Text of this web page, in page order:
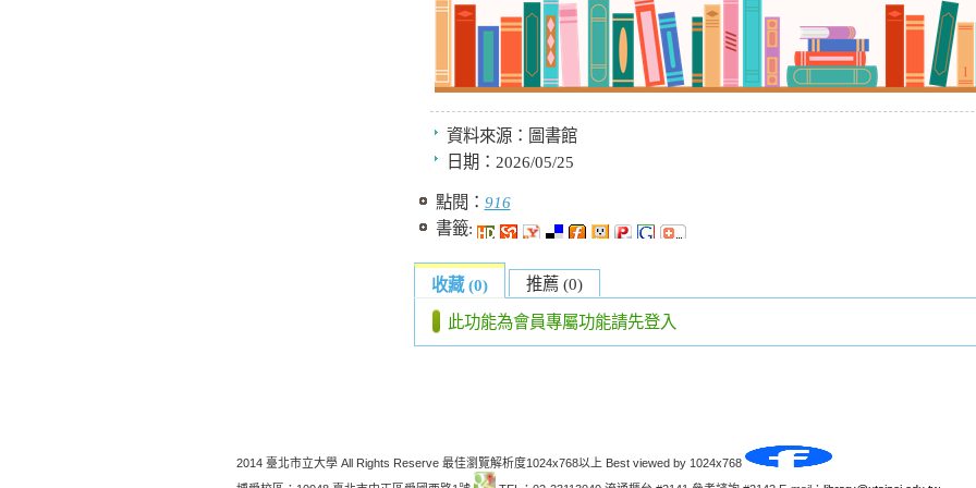
資料來源： 圖書館
日期： 2026/05/25
點閱： 916
書籤:
收藏 (0) 推薦 (0)
此功能為會員專屬功能請先登入
2014 臺北市立大學 All Rights Reserve 最佳瀏覽解析度1024x768以上 Best viewed by 1024x768